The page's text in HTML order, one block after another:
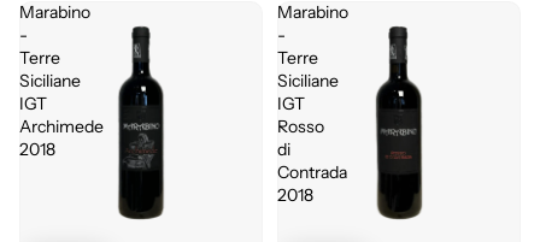
Marabino
-
Terre
Siciliane
IGT
Archimede
2018
Marabino
-
Terre
Siciliane
IGT
Rosso
di
Contrada
2018